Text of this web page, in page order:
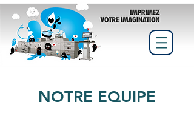
NOTRE EQUIPE